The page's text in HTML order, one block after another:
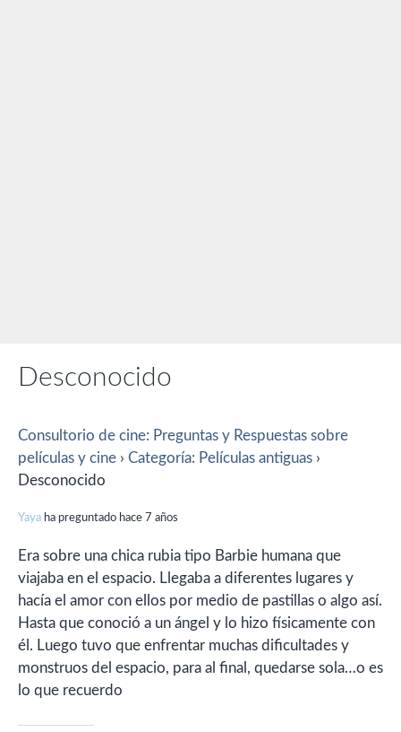
Desconocido
Consultorio de cine: Preguntas y Respuestas sobre
películas y cine › Categoría: Películas antiguas ›
Desconocido
Yaya ha preguntado hace 7 años
Era sobre una chica rubia tipo Barbie humana que
viajaba en el espacio. Llegaba a diferentes lugares y
hacía el amor con ellos por medio de pastillas o algo así.
Hasta que conoció a un ángel y lo hizo físicamente con
él. Luego tuvo que enfrentar muchas dificultades y
monstruos del espacio, para al final, quedarse sola…o es
lo que recuerdo